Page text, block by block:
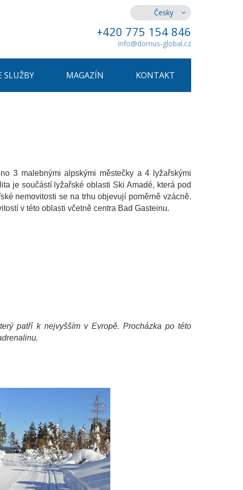
Česky
+420 775 154 846
info@domus-global.cz
SLUŽBY MAGAZÍN KONTAKT
3 malebnými alpskými městečky a 4 lyžařskými
je součástí lyžařské oblasti Ski Amadé, která pod
nemovitosti se na trhu objevují poměrně vzácně.
v této oblasti včetně centra Bad Gasteinu.
patří k nejvyšším v Evropě. Procházka po této